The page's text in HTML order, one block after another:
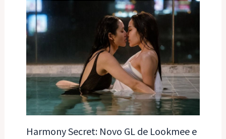
Harmony Secret: Novo GL de Lookmee e